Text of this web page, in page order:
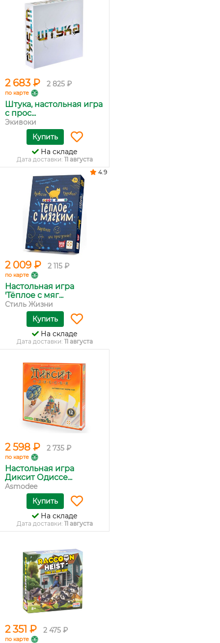
2 683 ₽ 2 825 ₽
по карте
Штука, настольная игра
с прос...
Экивоки
Купить
На складе
Дата доставки: 11 августа
2 009 ₽ 2 115 ₽
по карте
Настольная игра
'Тёплое с мяг...
Стиль Жизни
4.9
Купить
На складе
Дата доставки: 11 августа
2 598 ₽ 2 735 ₽
по карте
Настольная игра
Диксит Одиссе...
Asmodee
Купить
На складе
Дата доставки: 11 августа
2 351 ₽ 2 475 ₽
по карте